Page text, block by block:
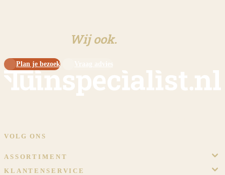
Wij ook.
Plan je bezoek Vraag advies
VOLG ONS
ASSORTIMENT
KLANTENSERVICE